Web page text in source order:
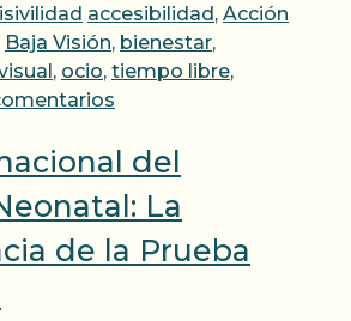
Etiquetas
accesibilidad , Acción
Baja Visión, bienestar,
, ocio, tiempo libre,
del
La
de la Prueba